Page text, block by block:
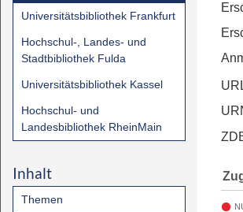
Universitätsbibliothek Frankfurt
Hochschul-, Landes- und
Stadtbibliothek Fulda
Universitätsbibliothek Kassel
Hochschul- und
Landesbibliothek RheinMain
Inhalt
Themen